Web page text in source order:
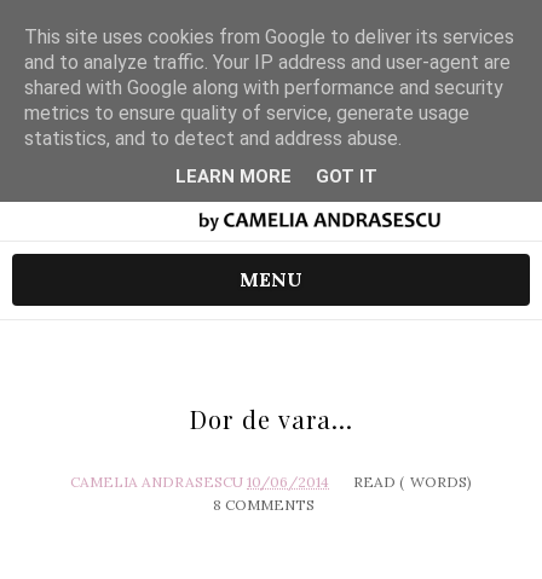
MENU
Dor de vara...
CAMELIA ANDRASESCU 10/06/2014 READ ( WORDS)
8 COMMENTS
This site uses cookies from Google to deliver its services
and to analyze traffic. Your IP address and user-agent are
shared with Google along with performance and security
metrics to ensure quality of service, generate usage
statistics, and to detect and address abuse.
LEARN MORE GOT IT